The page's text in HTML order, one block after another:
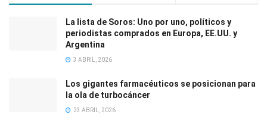
La lista de Soros: Uno por uno, políticos y
periodistas comprados en Europa, EE.UU. y
Argentina
3 ABRIL, 2026
Los gigantes farmacéuticos se posicionan para
la ola de turbocáncer
23 ABRIL, 2026